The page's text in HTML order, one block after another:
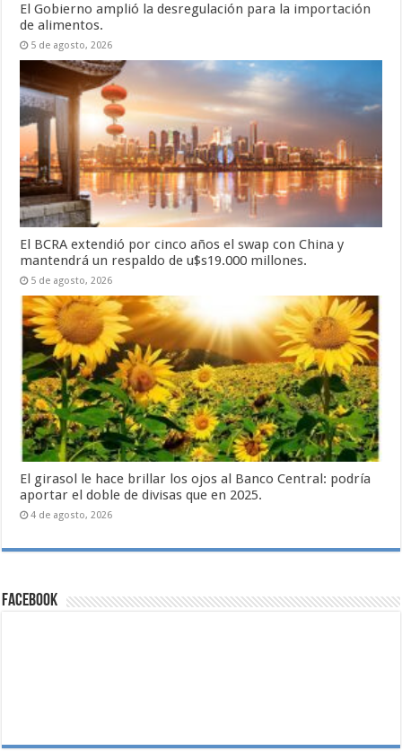
El Gobierno amplió la desregulación para la importación
de alimentos.
5 de agosto, 2026
El BCRA extendió por cinco años el swap con China y
mantendrá un respaldo de u$s19.000 millones.
5 de agosto, 2026
El girasol le hace brillar los ojos al Banco Central: podría
aportar el doble de divisas que en 2025.
4 de agosto, 2026
Facebook